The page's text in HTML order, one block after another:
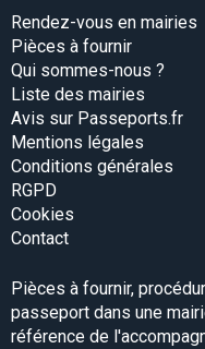
Rendez-vous en mairies
Pièces à fournir
Qui sommes-nous ?
Liste des mairies
Avis sur Passeports.fr
Mentions légales
Conditions générales
RGPD
Cookies
Contact
Pièces à fournir,
passeport dans une
référence de